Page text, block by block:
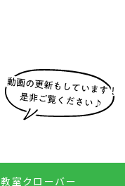
室クローバー